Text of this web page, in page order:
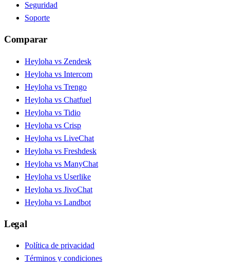
Seguridad
Soporte
Comparar
Heyloha vs Zendesk
Heyloha vs Intercom
Heyloha vs Trengo
Heyloha vs Chatfuel
Heyloha vs Tidio
Heyloha vs Crisp
Heyloha vs LiveChat
Heyloha vs Freshdesk
Heyloha vs ManyChat
Heyloha vs Userlike
Heyloha vs JivoChat
Heyloha vs Landbot
Legal
Política de privacidad
Términos y condiciones